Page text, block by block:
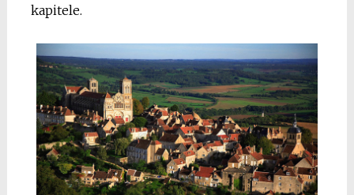
kapitele.